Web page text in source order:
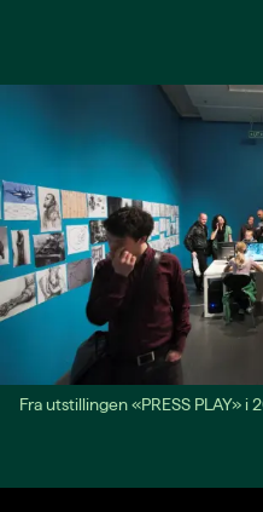
Fra utstillingen «PRESS PLAY» i